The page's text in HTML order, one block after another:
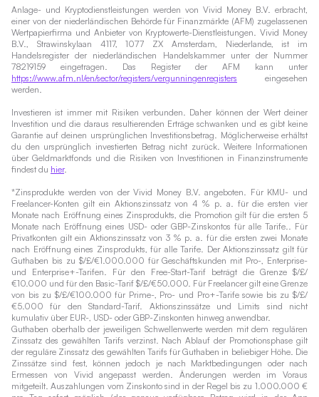
Anlage- und Kryptodienstleistungen werden von Vivid Money B.V. erbracht,
einer von der niederländischen Behörde für Finanzmärkte (AFM) zugelassenen
Wertpapierfirma und Anbieter von Kryptowerte-Dienstleistungen. Vivid Money
B.V., Strawinskylaan 4117, 1077 ZX Amsterdam, Niederlande, ist im
Handelsregister der niederländischen Handelskammer unter der Nummer
78219159 eingetragen. Das Register der AFM kann unter
https://www.afm.nl/en/sector/registers/vergunningenregisters eingesehen
werden.
Investieren ist immer mit Risiken verbunden. Daher können der Wert deiner
Investition und die daraus resultierenden Erträge schwanken und es gibt keine
Garantie auf deinen ursprünglichen Investitionsbetrag. Möglicherweise erhältst
du den ursprünglich investierten Betrag nicht zurück. Weitere Informationen
über Geldmarktfonds und die Risiken von Investitionen in Finanzinstrumente
findest du hier.
*Zinsprodukte werden von der Vivid Money B.V. angeboten. Für KMU- und
Freelancer-Konten gilt ein Aktionszinssatz von 4 % p. a. für die ersten vier
Monate nach Eröffnung eines Zinsprodukts, die Promotion gilt für die ersten 5
Monate nach Eröffnung eines USD- oder GBP-Zinskontos für alle Tarife.. Für
Privatkonten gilt ein Aktionszinssatz von 3 % p. a. für die ersten zwei Monate
nach Eröffnung eines Zinsprodukts, für alle Tarife. Der Aktionszinssatz gilt für
Guthaben bis zu $/£/€1.000.000 für Geschäftskunden mit Pro-, Enterprise-
und Enterprise+-Tarifen. Für den Free-Start-Tarif beträgt die Grenze $/£/
€10.000 und für den Basic-Tarif $/£/€50.000. Für Freelancer gilt eine Grenze
von bis zu $/£/€100.000 für Prime-, Pro- und Pro+-Tarife sowie bis zu $/£/
€5.000 für den Standard-Tarif. Aktionszinssätze und Limits sind nicht
kumulativ über EUR-, USD- oder GBP-Zinskonten hinweg anwendbar.
Guthaben oberhalb der jeweiligen Schwellenwerte werden mit dem regulären
Zinssatz des gewählten Tarifs verzinst. Nach Ablauf der Promotionsphase gilt
der reguläre Zinssatz des gewählten Tarifs für Guthaben in beliebiger Höhe. Die
Zinssätze sind fest, können jedoch je nach Marktbedingungen oder nach
Ermessen von Vivid angepasst werden. Änderungen werden im Voraus
mitgeteilt. Auszahlungen vom Zinskonto sind in der Regel bis zu 1.000.000 €